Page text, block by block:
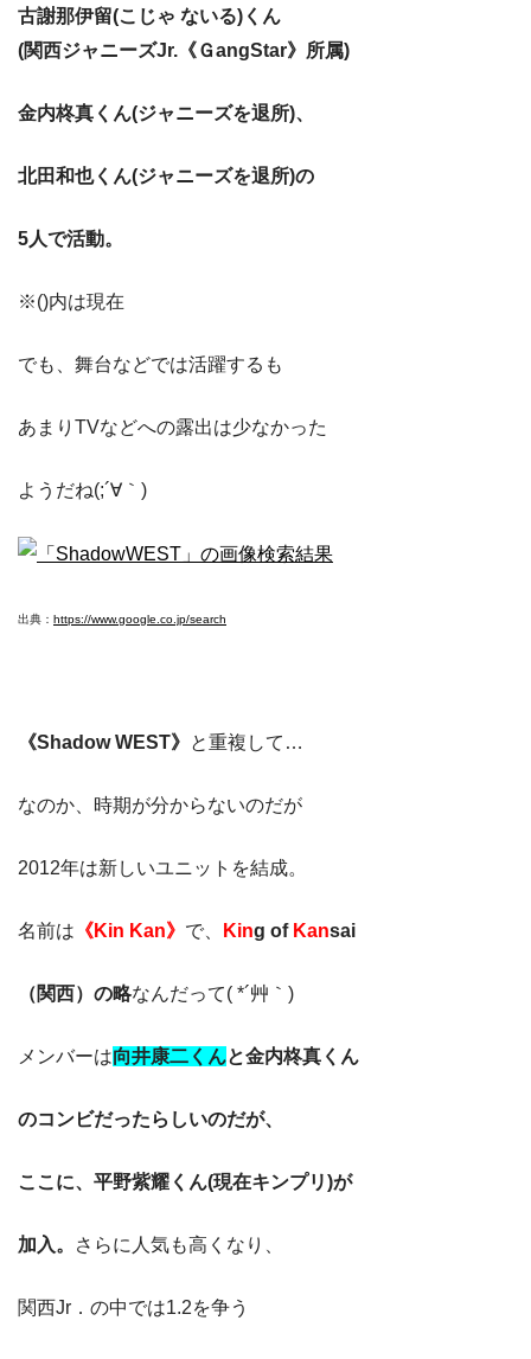
古謝那伊留(こじゃ ないる)くん
(関西ジャニーズJr.《ＧangStar》所属)
金内柊真くん(ジャニーズを退所)、
北田和也くん(ジャニーズを退所)の
5人で活動。
※()内は現在
でも、舞台などでは活躍するも
あまりTVなどへの露出は少なかった
ようだね(;´∀｀)
出典： https://www.google.co.jp/search
《Shadow WEST》 と重複して…
なのか、時期が分からないのだが
2012年は新しいユニットを結成。
名前は 《Kin Kan》 で、 King of Kansai
（関西）の略なんだって( *´艸｀)
メンバーは向井康二くんと金内柊真くん
のコンビだったらしいのだが、
ここに、平野紫耀くん(現在キンプリ)が
加入。 さらに人気も高くなり、
関西Jr．の中では1.2を争う